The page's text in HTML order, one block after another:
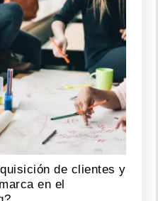
de clientes y
en el